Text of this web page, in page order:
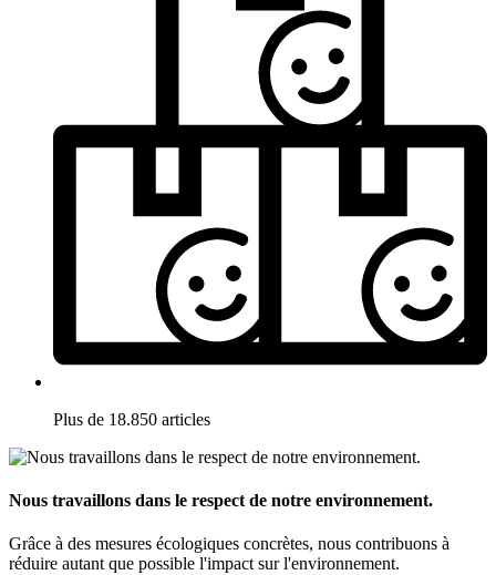
Plus de 18.850 articles
Nous travaillons dans le respect de notre environnement.
Grâce à des mesures écologiques concrètes, nous contribuons à
réduire autant que possible l'impact sur l'environnement.